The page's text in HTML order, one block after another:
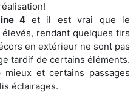
4 et il est vrai que le
rendant quelques tirs
en extérieur ne sont pas
tardif de certains éléments.
et certains passages
éclairages.